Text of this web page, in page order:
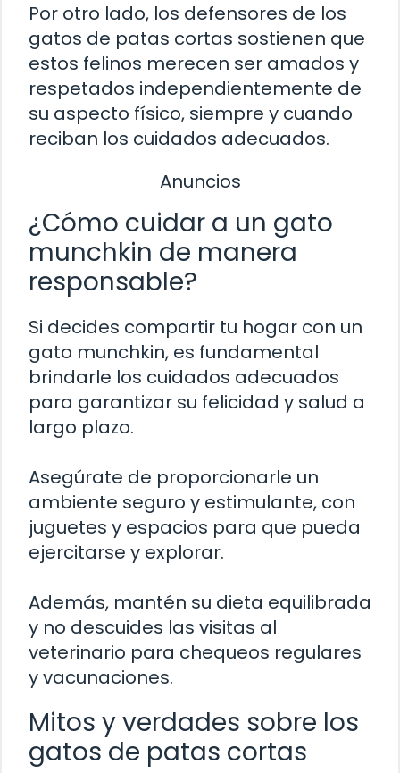
Por otro lado, los defensores de los
gatos de patas cortas sostienen que
estos felinos merecen ser amados y
respetados independientemente de
su aspecto físico, siempre y cuando
reciban los cuidados adecuados.
Anuncios
¿Cómo cuidar a un gato
munchkin de manera
responsable?
Si decides compartir tu hogar con un
gato munchkin, es fundamental
brindarle los cuidados adecuados
para garantizar su felicidad y salud a
largo plazo.
Asegúrate de proporcionarle un
ambiente seguro y estimulante, con
juguetes y espacios para que pueda
ejercitarse y explorar.
Además, mantén su dieta equilibrada
y no descuides las visitas al
veterinario para chequeos regulares
y vacunaciones.
Mitos y verdades sobre los
gatos de patas cortas